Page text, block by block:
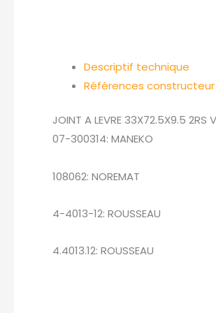
Descriptif technique
Références constructeur
JOINT A LEVRE 33X72.5X9.5 2RS
07-300314: MANEKO
108062: NOREMAT
4-4013-12: ROUSSEAU
4.4013.12: ROUSSEAU